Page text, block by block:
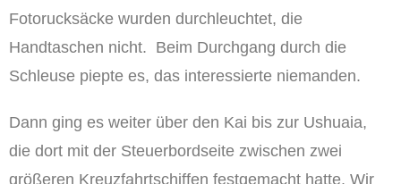
Fotorucksäcke wurden durchleuchtet, die
Handtaschen nicht. Beim Durchgang durch die
Schleuse piepte es, das interessierte niemanden.
Dann ging es weiter über den Kai bis zur Ushuaia,
die dort mit der Steuerbordseite zwischen zwei
größeren Kreuzfahrtschiffen festgemacht hatte. Wir